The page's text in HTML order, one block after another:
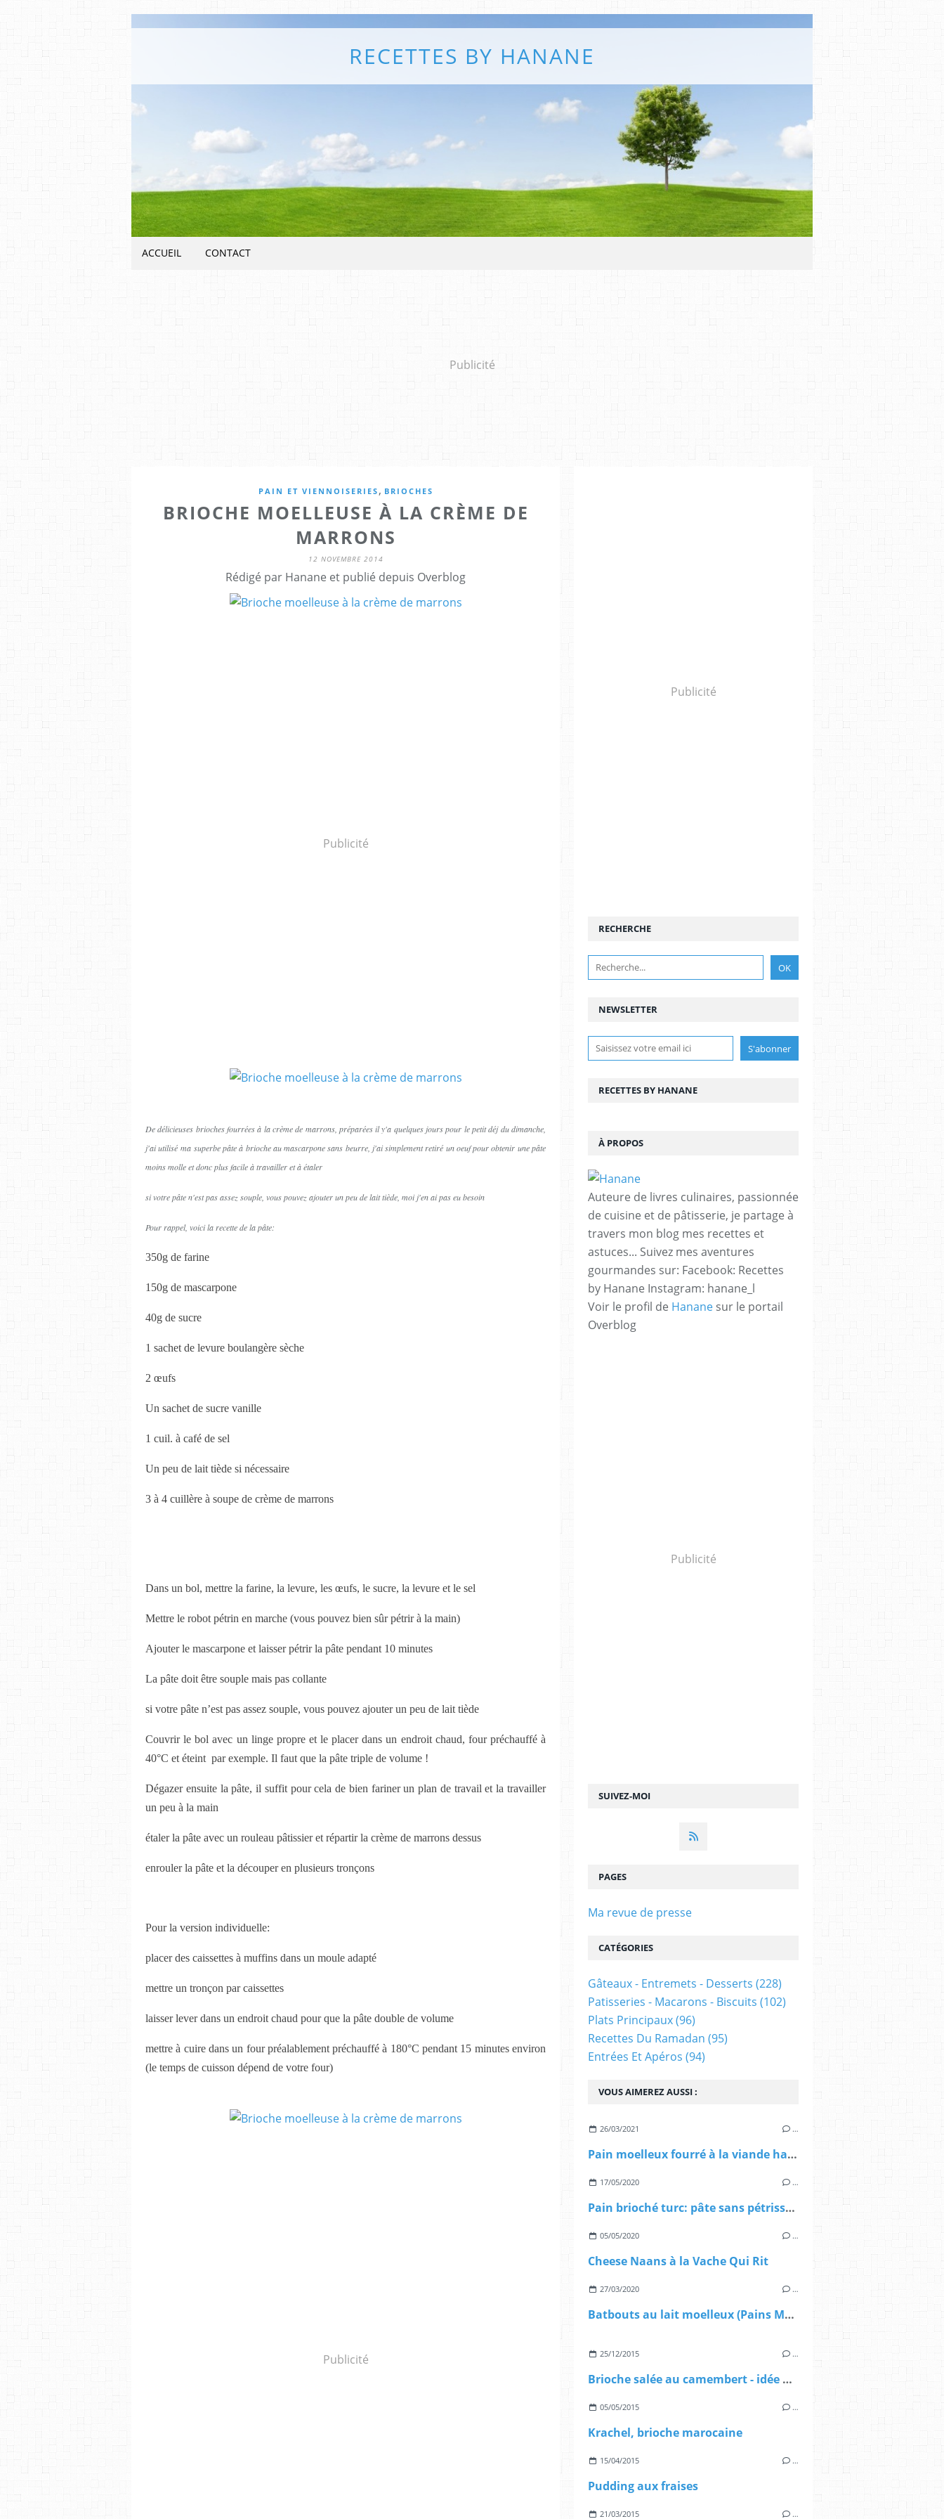
RECETTES BY HANANE
ACCUEIL CONTACT
Publicité
PAIN ET VIENNOISERIES , BRIOCHES
BRIOCHE MOELLEUSE À LA CRÈME DE
MARRONS
12 NOVEMBRE 2014
Rédigé par Hanane et publié depuis Overblog
Publicité
De délicieuses brioches fourrées à la crème de marrons, préparées il y'a quelques jours pour le petit déj du dimanche,
j'ai utilisé ma superbe pâte à brioche au mascarpone sans beurre, j'ai simplement retiré un oeuf pour obtenir une pâte
moins molle et donc plus facile à travailler et à étaler
si votre pâte n'est pas assez souple, vous pouvez ajouter un peu de lait tiède, moi j'en ai pas eu besoin
Pour rappel, voici la recette de la pâte:
350g de farine
150g de mascarpone
40g de sucre
1 sachet de levure boulangère sèche
2 œufs
Un sachet de sucre vanille
1 cuil. à café de sel
Un peu de lait tiède si nécessaire
3 à 4 cuillère à soupe de crème de marrons
Dans un bol, mettre la farine, la levure, les œufs, le sucre, la levure et le sel
Mettre le robot pétrin en marche (vous pouvez bien sûr pétrir à la main)
Ajouter le mascarpone et laisser pétrir la pâte pendant 10 minutes
La pâte doit être souple mais pas collante
si votre pâte n’est pas assez souple, vous pouvez ajouter un peu de lait tiède
Couvrir le bol avec un linge propre et le placer dans un endroit chaud, four préchauffé à
40°C et éteint par exemple. Il faut que la pâte triple de volume !
Dégazer ensuite la pâte, il suffit pour cela de bien fariner un plan de travail et la travailler
un peu à la main
étaler la pâte avec un rouleau pâtissier et répartir la crème de marrons dessus
enrouler la pâte et la découper en plusieurs tronçons
Pour la version individuelle:
placer des caissettes à muffins dans un moule adapté
mettre un tronçon par caissettes
laisser lever dans un endroit chaud pour que la pâte double de volume
mettre à cuire dans un four préalablement préchauffé à 180°C pendant 15 minutes environ
(le temps de cuisson dépend de votre four)
Publicité
Publicité
NEWSLETTER
SUIVEZ-MOI
RECHERCHE
RECETTES BY HANANE
À PROPOS
Auteure de livres culinaires, passionnée
de cuisine et de pâtisserie, je partage à
travers mon blog mes recettes et
astuces... Suivez mes aventures
gourmandes sur: Facebook: Recettes
by Hanane Instagram: hanane_l
Voir le profil de Hanane sur le portail
Overblog
Publicité
VOUS AIMEREZ AUSSI :
26/03/2021 …
Pain moelleux fourré à la viande hachée
17/05/2020 …
Pain brioché turc: pâte sans pétrissage
05/05/2020 …
Cheese Naans à la Vache Qui Rit
27/03/2020 …
Batbouts au lait moelleux (Pains Marocains à la Poêle)
25/12/2015 …
Brioche salée au camembert - idée apéro
05/05/2015 …
Krachel, brioche marocaine
15/04/2015 …
Pudding aux fraises
21/03/2015 …
PAGES
Ma revue de presse
CATÉGORIES
Gâteaux - Entremets - Desserts (228)
Patisseries - Macarons - Biscuits (102)
Plats Principaux(96)
Recettes Du Ramadan (95)
Entrées Et Apéros (94)